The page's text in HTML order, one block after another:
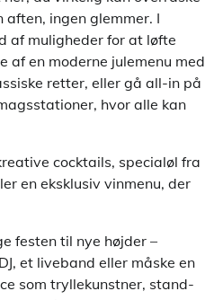
aften, ingen glemmer. I
af muligheder for at løfte
af en moderne julemenu med
retter, eller gå all-in på
hvor alle kan
cocktails, specialøl fra
en eksklusiv vinmenu, der
festen til nye højder –
et liveband eller måske en
som tryllekunstner, stand-